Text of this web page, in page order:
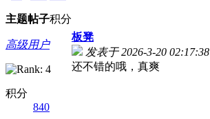
主题帖子积分
高级用户
积分
840
板凳
发表于 2026-3-20 02:17:38
还不错的哦，真爽